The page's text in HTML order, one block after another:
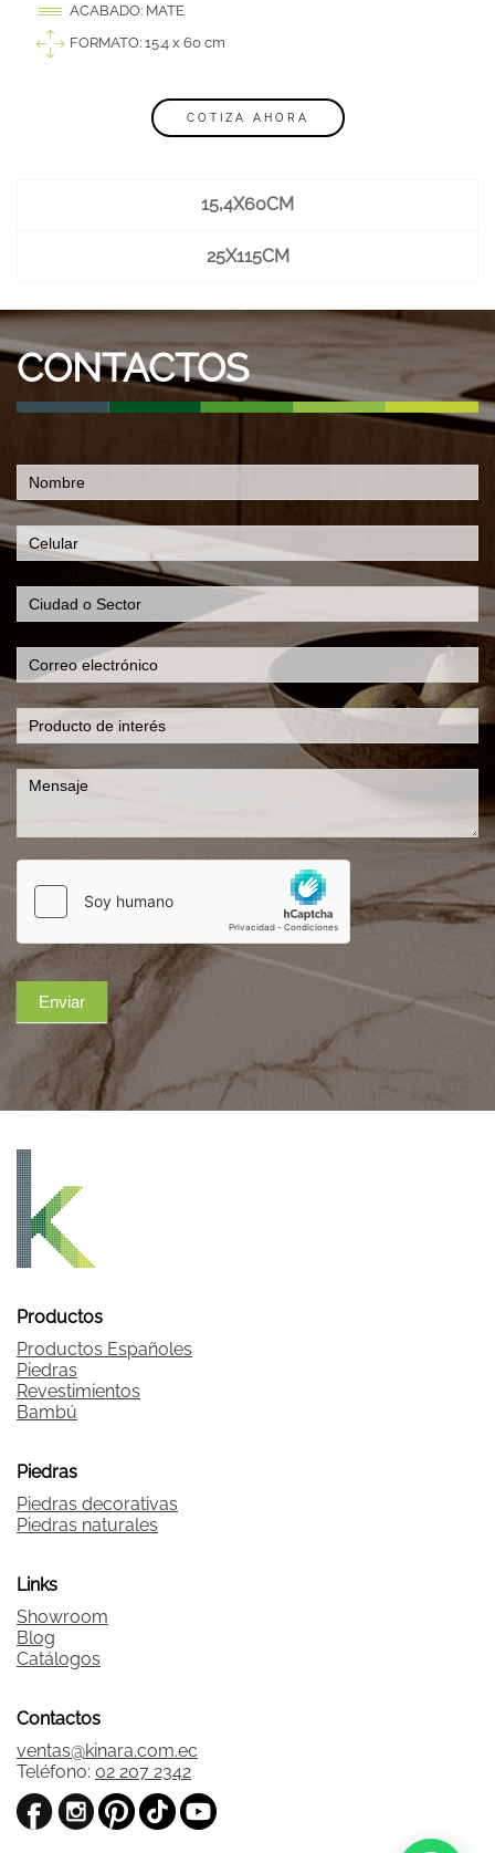
ACABADO: MATE
FORMATO: 15.4 x 60 cm
COTIZA AHORA
15,4X60CM
25X115CM
CONTACTOS
Enviar
Productos
Productos Españoles
Piedras
Revestimientos
Bambú
Piedras
Piedras decorativas
Piedras naturales
Links
Showroom
Blog
Catálogos
Contactos
ventas@kinara.com.ec
Teléfono: 02 207 2342